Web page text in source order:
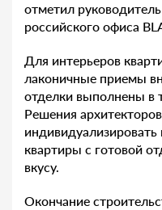
отметил
российского офиса
Для интерьеров
лаконичные приемы
отделки выполнены в
Решения
квартиры с готовой
вкусу.
Окончание